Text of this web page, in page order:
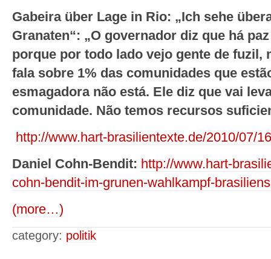
Gabeira über Lage in Rio: „Ich sehe
Granaten“: „O governador diz que há
porque por todo lado vejo gente de
fala sobre 1% das comunidades que
esmagadora não está. Ele diz que vai
comunidade. Não temos recursos
http://www.hart-brasilientexte.de/2010/07/
Daniel Cohn-Bendit: http://www.hart-
cohn-bendit-im-grunen-wahlkampf-
(more…)
category: politik